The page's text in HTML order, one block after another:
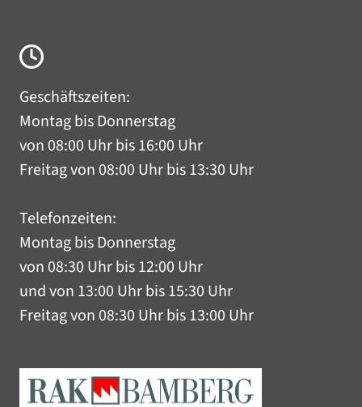
Geschäftszeiten:
Montag bis Donnerstag
von 08:00 Uhr bis 16:00 Uhr
Freitag von 08:00 Uhr bis 13:30 Uhr
Telefonzeiten:
Montag bis Donnerstag
von 08:30 Uhr bis 12:00 Uhr
und von 13:00 Uhr bis 15:30 Uhr
Freitag von 08:30 Uhr bis 13:00 Uhr